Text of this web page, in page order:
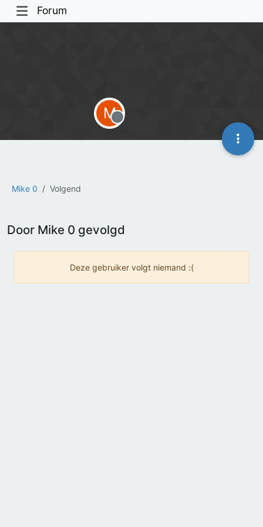
Forum
Mike 0 Volgend
M
Offline
Door Mike 0 gevolgd
Deze gebruiker volgt niemand :(